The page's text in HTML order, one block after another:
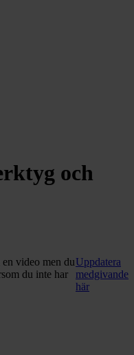
och
video men du
du inte har
Uppdatera
medgivande
här